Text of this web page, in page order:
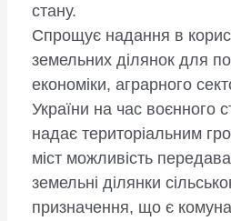
стану.
Спрощує надання в
земельних ділянок для
економіки, аграрного
України на час воєнного
надає територіальним
міст можливість
земельні ділянки
призначення, що є